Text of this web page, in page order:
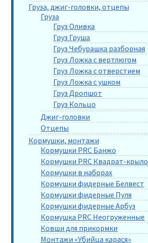
Груза, джиг-головки, отцепы
Груза
Груз Оливка
Груз Груша
Груз Чебурашка разборная
Груз Ложка с вертлюгом
Груз Ложка с отверстием
Груз Ложка с ушком
Груз Дропшот
Груз Кольцо
Джиг-головки
Отцепы
Кормушки, монтажи
Кормушки PRC Банжо
Кормушки PRC Квадрат-крыло
Кормушки в наборах
Кормушки фидерные Белвест
Кормушки фидерные Пуля
Кормушки фидерные Арбуз
Кормушка PRC Неогруженные
Ковши для прикормки
Монтажи «Убийца карася»